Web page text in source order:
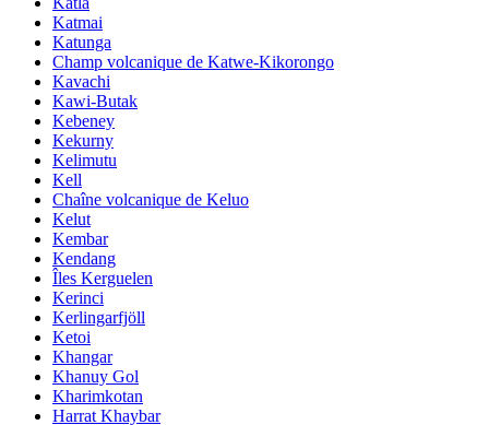
Katmai
Katunga
Champ volcanique de Katwe-Kikorongo
Kavachi
Kawi-Butak
Kebeney
Kekurny
Kelimutu
Kell
Chaîne volcanique de Keluo
Kelut
Kembar
Kendang
Îles Kerguelen
Kerinci
Kerlingarfjöll
Ketoi
Khangar
Khanuy Gol
Kharimkotan
Harrat Khaybar